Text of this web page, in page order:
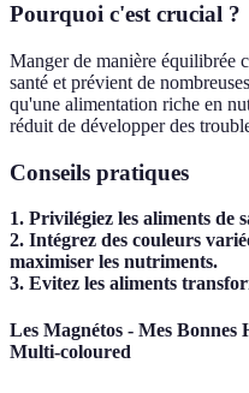
Pourquoi c'est crucial ?
Manger de manière équilibrée
santé et prévient de
qu'une alimentation riche en
réduit de développer des
Conseils pratiques
1. Privilégiez les aliments de
2. Intégrez des couleurs
maximiser les nutriments.
3. Evitez les aliments
Les Magnétos - Mes
Multi-coloured